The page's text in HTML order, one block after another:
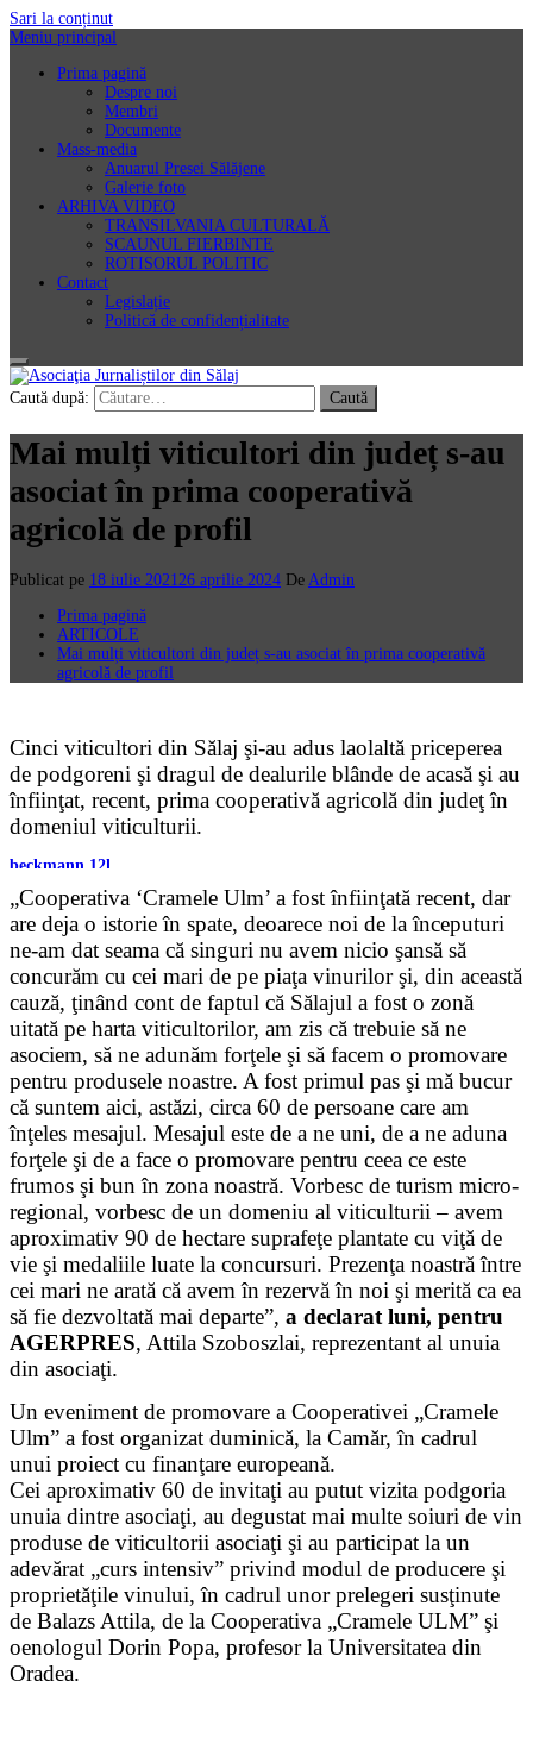
Sari la conținut
Meniu principal
Prima pagină
Despre noi
Membri
Documente
Mass-media
Anuarul Presei Sălăjene
Galerie foto
ARHIVA VIDEO
TRANSILVANIA CULTURALĂ
SCAUNUL FIERBINTE
ROTISORUL POLITIC
Contact
Legislație
Politică de confidențialitate
Asociaţia Jurnaliștilor din Sălaj
Caută după:
Mai mulți viticultori din județ s-au
asociat în prima cooperativă
agricolă de profil
Publicat pe 18 iulie 2021 26 aprilie 2024 De Admin
Prima pagină
ARTICOLE
Mai mulți viticultori din județ s-au asociat în prima cooperativă
agricolă de profil
Cinci viticultori din Sălaj şi-au adus laolaltă priceperea
de podgoreni şi dragul de dealurile blânde de acasă şi au
înfiinţat, recent, prima cooperativă agricolă din judeţ în
domeniul viticulturii.
beckmann 12l
sevilenotocekici.com
mads nørgaard taske
vm 1986 trøje
stenyobyvaci.cz
beckmann 12l
sevilenotocekici.com
mads nørgaard taske
suchemuryesklep.pl
dymytr povlečení
tomnanclachwindfarm.co.uk
mads nørgaard taske
stenyobyvaci.cz
vm 1986 trøje
„Cooperativa ‘Cramele Ulm’ a fost înfiinţată recent, dar
are deja o istorie în spate, deoarece noi de la începuturi
ne-am dat seama că singuri nu avem nicio şansă să
concurăm cu cei mari de pe piaţa vinurilor şi, din această
cauză, ţinând cont de faptul că Sălajul a fost o zonă
uitată pe harta viticultorilor, am zis că trebuie să ne
asociem, să ne adunăm forţele şi să facem o promovare
pentru produsele noastre. A fost primul pas şi mă bucur
că suntem aici, astăzi, circa 60 de persoane care am
înţeles mesajul. Mesajul este de a ne uni, de a ne aduna
forţele şi de a face o promovare pentru ceea ce este
frumos şi bun în zona noastră. Vorbesc de turism micro-
regional, vorbesc de un domeniu al viticulturii – avem
aproximativ 90 de hectare suprafeţe plantate cu viţă de
vie şi medaliile luate la concursuri. Prezenţa noastră între
cei mari ne arată că avem în rezervă în noi şi merită ca ea
să fie dezvoltată mai departe”, a declarat luni, pentru
AGERPRES, Attila Szoboszlai, reprezentant al unuia
din asociaţi.
Un eveniment de promovare a Cooperativei „Cramele
Ulm” a fost organizat duminică, la Camăr, în cadrul
unui proiect cu finanţare europeană.
Cei aproximativ 60 de invitaţi au putut vizita podgoria
unuia dintre asociaţi, au degustat mai multe soiuri de vin
produse de viticultorii asociaţi şi au participat la un
adevărat „curs intensiv” privind modul de producere şi
proprietăţile vinului, în cadrul unor prelegeri susţinute
de Balazs Attila, de la Cooperativa „Cramele ULM” şi
oenologul Dorin Popa, profesor la Universitatea din
Oradea.